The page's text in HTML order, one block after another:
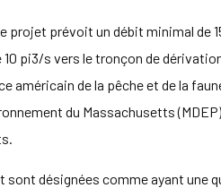
projet prévoit un débit minimal de
pi3/s vers le tronçon de
américain de la pêche et de la
du Massachusetts
sont désignées comme ayant une